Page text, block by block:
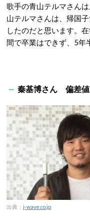
歌手の青山テルマさん
山テルマさんは、帰国
したのだと思います。
間で卒業はできず、5年
秦基博さん 偏差
出典： j-wave.co.jp